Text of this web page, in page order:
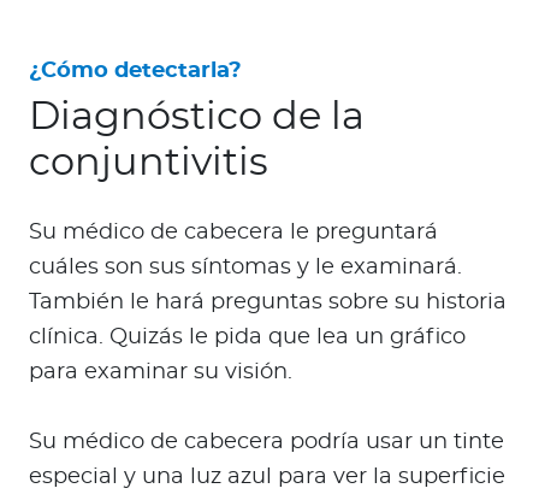
¿Cómo detectarla?
Diagnóstico de la
conjuntivitis
Su médico de cabecera le preguntará
cuáles son sus síntomas y le examinará.
También le hará preguntas sobre su historia
clínica. Quizás le pida que lea un gráfico
para examinar su visión.
Su médico de cabecera podría usar un tinte
especial y una luz azul para ver la superficie